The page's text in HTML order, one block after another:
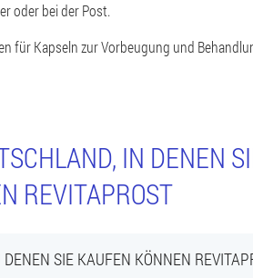
oder bei der Post.
für Kapseln zur Vorbeugung und
IN DENEN
REVITAPROST
SIE KAUFEN KÖNNEN